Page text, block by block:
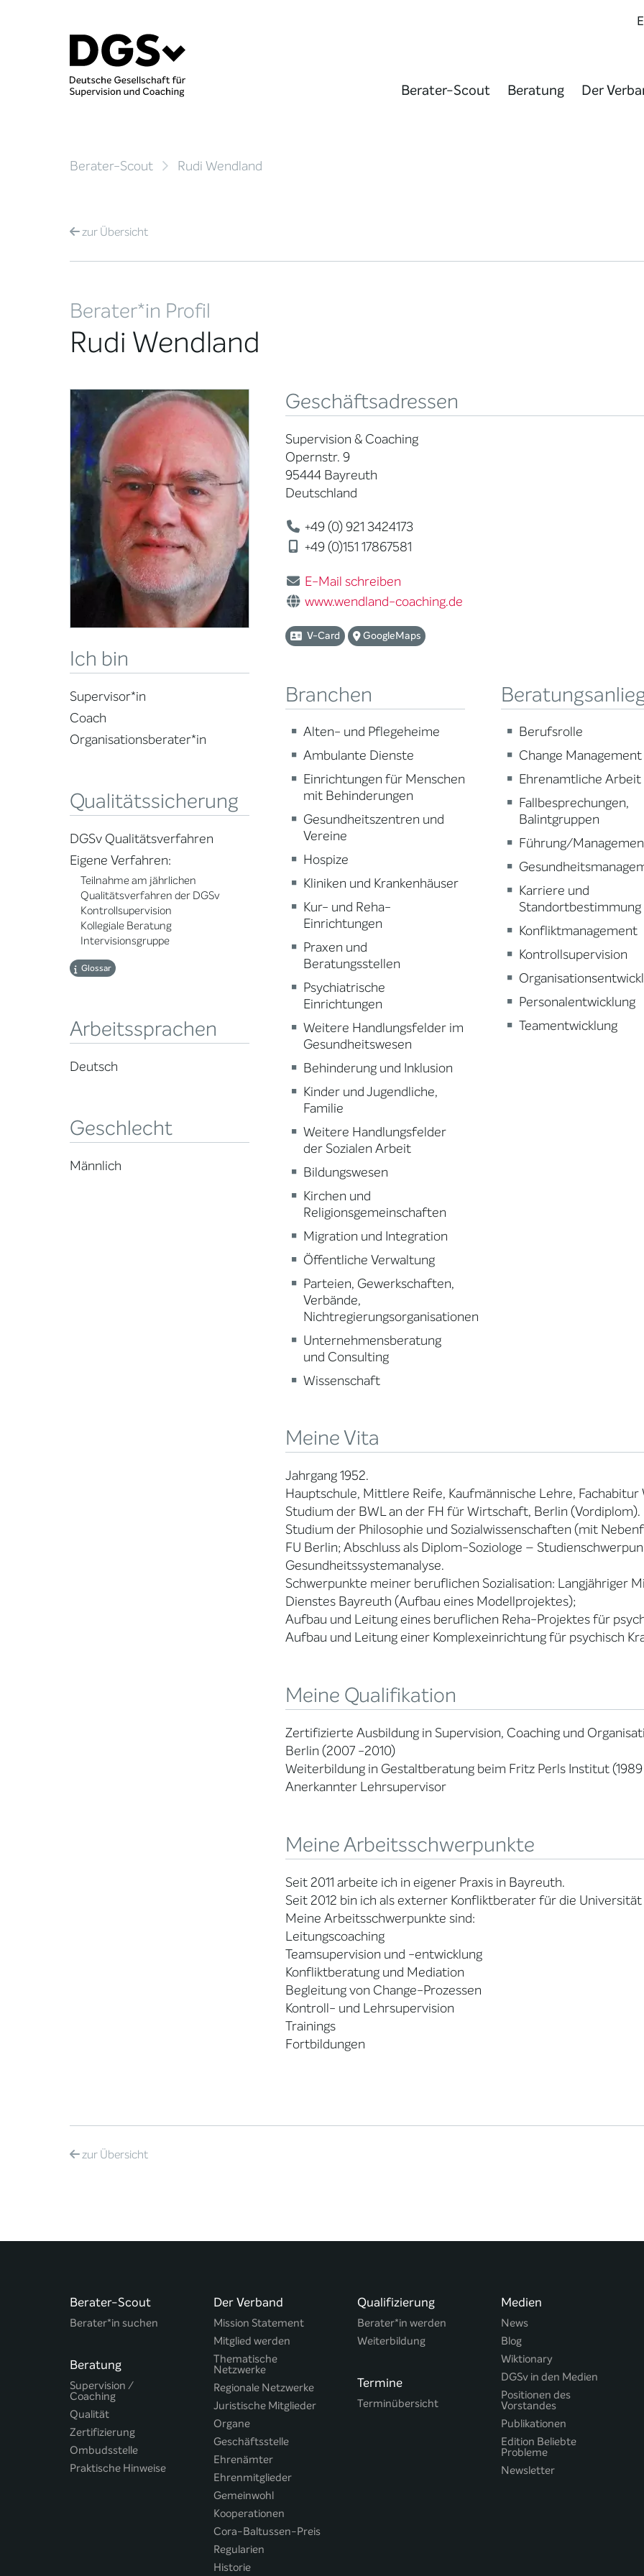
Berater-Scout Beratung Der
Berater-Scout Rudi Wendland
zurÜbersicht
Berater*in Profil
Rudi Wendland
Ich bin
Supervisor*in
Coach
Organisationsberater*in
Qualitätssicherung
DGSv Qualitätsverfahren
Eigene Verfahren:
Teilnahme am jährlichen
Qualitätsverfahren der DGSv
Kontrollsupervision
Kollegiale Beratung
Intervisionsgruppe
Glossar
Arbeitssprachen
Deutsch
Geschlecht
Männlich
Geschäftsadressen
Supervision & Coaching
Opernstr. 9
95444 Bayreuth
Deutschland
+49 (0) 921 3424173
+49 (0)151 17867581
E-Mail schreiben
www.wendland-coaching.de
V-Card GoogleMaps
Branchen
Alten- und Pflegeheime
Ambulante Dienste
Einrichtungen für Menschen
mit Behinderungen
Gesundheitszentren und
Vereine
Hospize
Kliniken und Krankenhäuser
Kur- und Reha-
Einrichtungen
Praxen und
Beratungsstellen
Psychiatrische
Einrichtungen
Weitere Handlungsfelder im
Gesundheitswesen
Behinderung und Inklusion
Kinder und Jugendliche,
Familie
Weitere Handlungsfelder
der Sozialen Arbeit
Bildungswesen
Kirchen und
Religionsgemeinschaften
Migration und Integration
Öffentliche Verwaltung
Parteien, Gewerkschaften,
Verbände,
Nichtregierungsorganisationen
Unternehmensberatung
und Consulting
Wissenschaft
Berufsrolle
Change Management
Ehrenamtliche Arbeit
Fallbesprechungen,
Balintgruppen
Führung/
Karriere und
Standortbestimmung
Konfliktmanagement
Kontrollsupervision
Personalentwicklung
Teamentwicklung
Meine Vita
Jahrgang 1952.
Hauptschule, Mittlere Reife, Kaufmännische Lehre,
Studium der BWL an der FH für Wirtschaft, Berlin (Vordiplom).
Studium der Philosophie und Sozialwissenschaften (mit
FU Berlin; Abschluss als Diplom-Soziologe –
Gesundheitssystemanalyse.
Schwerpunkte meiner beruflichen Sozialisation: Langjähriger
Dienstes Bayreuth (Aufbau eines Modellprojektes);
Aufbau und Leitung eines beruflichen Reha-Projektes für
Aufbau und Leitung einer Komplexeinrichtung für psychisch
Meine Qualifikation
Zertifizierte Ausbildung in Supervision, Coaching und
Berlin (2007 -2010)
Weiterbildung in Gestaltberatung beim Fritz Perls Institut
Anerkannter Lehrsupervisor
Meine Arbeitsschwerpunkte
Seit 2011 arbeite ich in eigener Praxis in Bayreuth.
Seit 2012 bin ich als externer Konfliktberater für die
Meine Arbeitsschwerpunkte sind:
Leitungscoaching
Teamsupervision und -entwicklung
Konfliktberatung und Mediation
Begleitung von Change-Prozessen
Kontroll- und Lehrsupervision
Trainings
Fortbildungen
zurÜbersicht
Berater-Scout
Berater*in suchen
Beratung
Supervision /
Coaching
Qualität
Zertifizierung
Ombudsstelle
Praktische Hinweise
Der Verband
Mission Statement
Mitglied werden
Thematische
Netzwerke
Regionale Netzwerke
Juristische Mitglieder
Organe
Geschäftsstelle
Ehrenämter
Ehrenmitglieder
Gemeinwohl
Kooperationen
Cora-Baltussen-Preis
Regularien
Historie
Qualifizierung
Berater*in werden
Weiterbildung
Termine
Terminübersicht
Medien
News
Blog
Wiktionary
DGSv in den Medien
Positionen des
Vorstandes
Publikationen
Edition Beliebte
Probleme
Newsletter